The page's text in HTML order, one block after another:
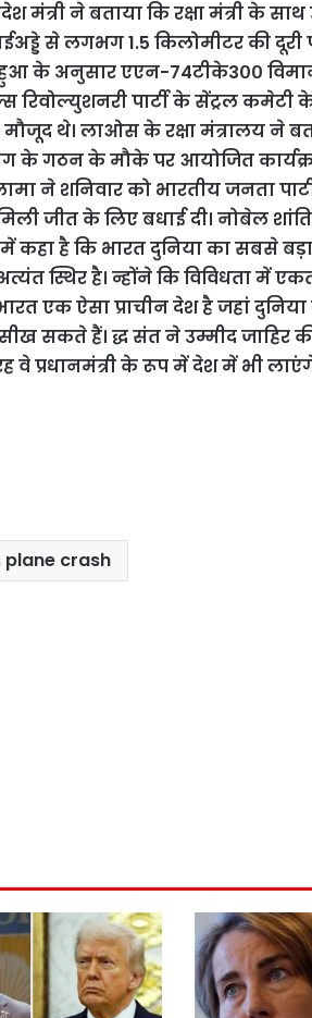
ने बताया कि रक्षा मंत्री के
से लगभग 1.5 किलोमीटर की
के अनुसार एएन-74टीके3००
रिवोल्युशनरी पार्टी के सेंट्रल कमेटी
थे। लाओस के रक्षा मंत्रालय ने
के गठन के मौके पर आयोजित
ने शनिवार को भारतीय जनता
जीत के लिए बधाई दी। नोबेल
कहा है कि भारत दुनिया का सबसे
स्थिर है। न्होंने कि विविधता में
एक ऐसा प्राचीन देश है जहां
सकते हैं। द्ध संत ने उम्मीद जाहिर
वे प्रधानमंत्री के रूप में देश में भी
plane crash